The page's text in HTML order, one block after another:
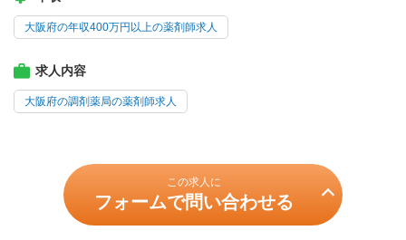
大阪府の年収400万円以上の薬剤師求人
求人内容
大阪府の調剤薬局の薬剤師求人
この求人に
フォームで問い合わせる